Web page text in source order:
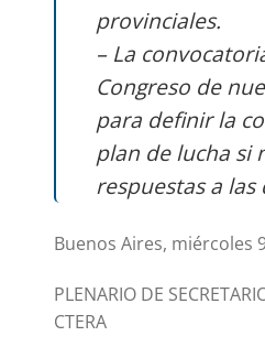
provinciales.
– La
Congreso de
para definir la
plan de lucha si
respuestas a las
Buenos Aires, miércoles
PLENARIO DE
CTERA